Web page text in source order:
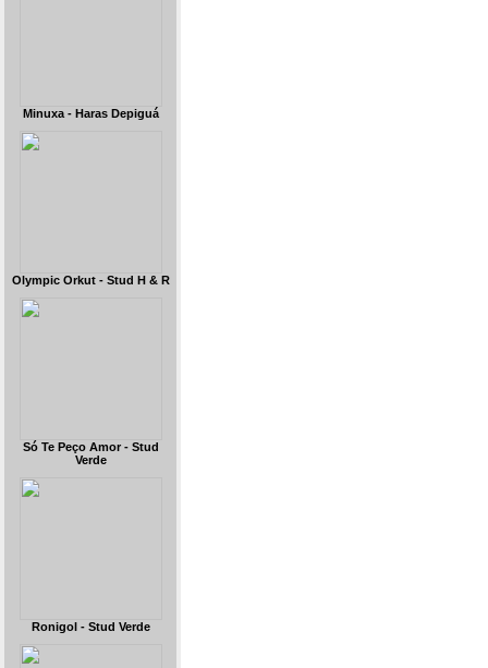
Minuxa - Haras Depiguá
Olympic Orkut - Stud H & R
Só Te Peço Amor - Stud
Verde
Ronigol - Stud Verde